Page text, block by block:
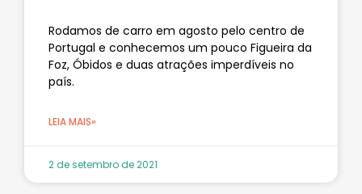
Rodamos de carro em agosto pelo centro de
Portugal e conhecemos um pouco Figueira da
Foz, Óbidos e duas atrações imperdíveis no
país.
LEIA MAIS»
2 de setembro de 2021